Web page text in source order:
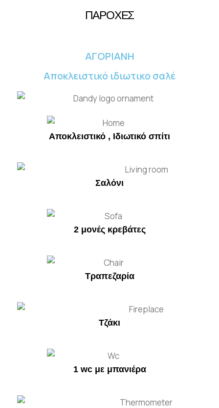
ΠΑΡΟΧΕΣ
ΑΓΟΡΙΑΝΗ
Αποκλειστικό ιδιωτικο σαλέ
Αποκλειστικό , Ιδιωτικό σπίτι
Σαλόνι
2 μονές κρεβάτες
Τραπεζαρία
Τζάκι
1 wc με μπανιέρα